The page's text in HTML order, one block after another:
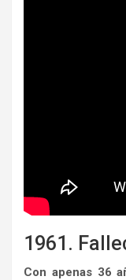
1961.
Con apenas 36